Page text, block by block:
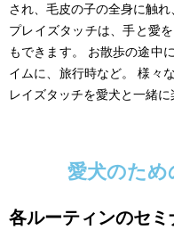
され、毛皮の子の全身に触れ
プレイズタッチは、手と愛
もできます。 お散歩の途中
イムに、旅行時など。 様々
レイズタッチを愛犬と一緒に
愛犬のた
各ルーティンのセミ